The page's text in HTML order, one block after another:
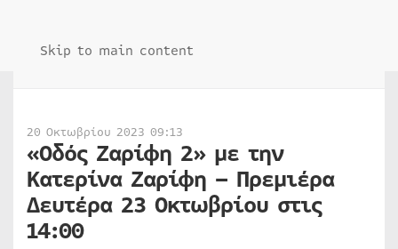
Skip to main content
20 Οκτωβρίου 2023 09:13
«Οδός Ζαρίφη 2» με την
Κατερίνα Ζαρίφη – Πρεμιέρα
Δευτέρα 23 Οκτωβρίου στις
14:00